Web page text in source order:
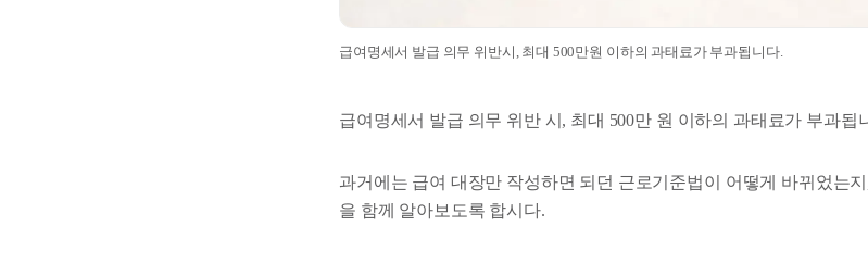
급여명세서 발급 의무 위반시, 최대 500만원 이하의 과태료가 부과됩니다.
급여명세서 발급 의무 위반 시, 최대 500만 원 이하의 과태료가 부과됩
과거에는 급여 대장만 작성하면 되던 근로기준법이 어떻게 바뀌었는
을 함께 알아보도록 합시다.